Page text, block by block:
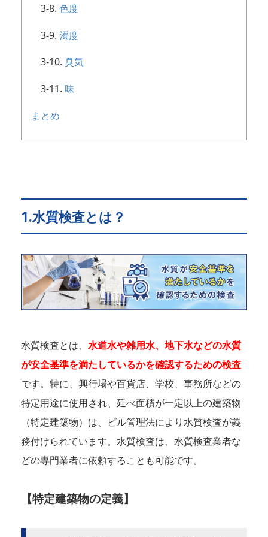
色度
濁度
臭気
味
まとめ
1.水質検査とは？
水質検査とは、 水道水や雑用水、地下水などの水質
が安全基準を満たしているかを確認するための検査
です。特に、興行場や百貨店、学校、事務所などの
特定用途に使用され、延べ面積が一定以上の建築物
（特定建築物）は、ビル管理法により水質検査が義
務付けられています。水質検査は、水質検査業者な
どの専門業者に依頼することも可能です。
【特定建築物の定義】